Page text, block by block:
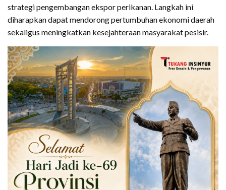
strategi pengembangan ekspor perikanan. Langkah ini
diharapkan dapat mendorong pertumbuhan ekonomi daerah
sekaligus meningkatkan kesejahteraan masyarakat pesisir.